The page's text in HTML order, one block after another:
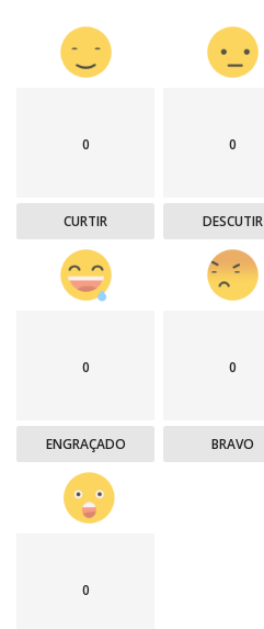
0
CURTIR
0
DESCUTIR
0
ENGRAÇADO
0
BRAVO
0